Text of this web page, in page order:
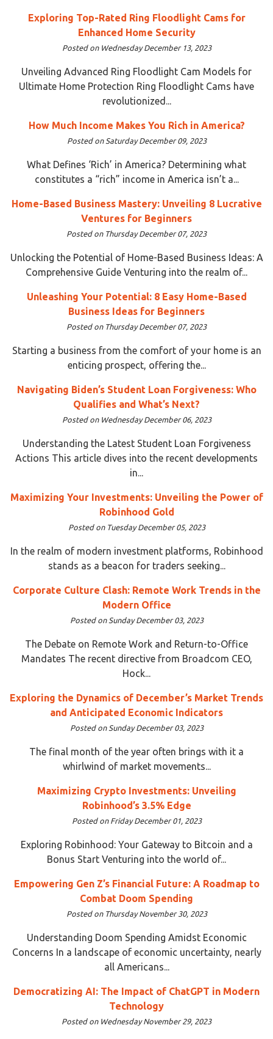
Exploring Top-Rated Ring Floodlight Cams for
Enhanced Home Security
Posted on Wednesday December 13, 2023
Unveiling Advanced Ring Floodlight Cam Models for
Ultimate Home Protection Ring Floodlight Cams have
revolutionized...
How Much Income Makes You Rich in America?
Posted on Saturday December 09, 2023
What Defines ‘Rich’ in America? Determining what
constitutes a “rich” income in America isn’t a...
Home-Based Business Mastery: Unveiling 8 Lucrative
Ventures for Beginners
Posted on Thursday December 07, 2023
Unlocking the Potential of Home-Based Business Ideas: A
Comprehensive Guide Venturing into the realm of...
Unleashing Your Potential: 8 Easy Home-Based
Business Ideas for Beginners
Posted on Thursday December 07, 2023
Starting a business from the comfort of your home is an
enticing prospect, offering the...
Navigating Biden’s Student Loan Forgiveness: Who
Qualifies and What’s Next?
Posted on Wednesday December 06, 2023
Understanding the Latest Student Loan Forgiveness
Actions This article dives into the recent developments
in...
Maximizing Your Investments: Unveiling the Power of
Robinhood Gold
Posted on Tuesday December 05, 2023
In the realm of modern investment platforms, Robinhood
stands as a beacon for traders seeking...
Corporate Culture Clash: Remote Work Trends in the
Modern Office
Posted on Sunday December 03, 2023
The Debate on Remote Work and Return-to-Office
Mandates The recent directive from Broadcom CEO,
Hock...
Exploring the Dynamics of December’s Market Trends
and Anticipated Economic Indicators
Posted on Sunday December 03, 2023
The final month of the year often brings with it a
whirlwind of market movements...
Maximizing Crypto Investments: Unveiling
Robinhood’s 3.5% Edge
Posted on Friday December 01, 2023
Exploring Robinhood: Your Gateway to Bitcoin and a
Bonus Start Venturing into the world of...
Empowering Gen Z’s Financial Future: A Roadmap to
Combat Doom Spending
Posted on Thursday November 30, 2023
Understanding Doom Spending Amidst Economic
Concerns In a landscape of economic uncertainty, nearly
all Americans...
Democratizing AI: The Impact of ChatGPT in Modern
Technology
Posted on Wednesday November 29, 2023